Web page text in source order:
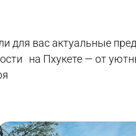
для вас актуальные
на Пхукете — от